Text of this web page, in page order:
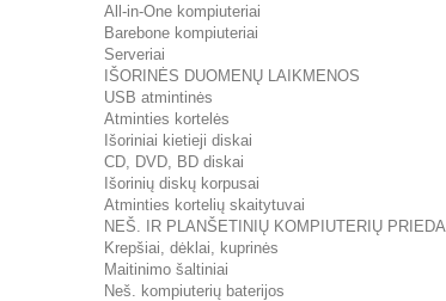
All-in-One kompiuteriai
Barebone kompiuteriai
Serveriai
IŠORINĖS DUOMENŲ LAIKMENOS
USB atmintinės
Atminties kortelės
Išoriniai kietieji diskai
CD, DVD, BD diskai
Išorinių diskų korpusai
Atminties kortelių skaitytuvai
NEŠ. IR PLANŠETINIŲ KOMPIUTERIŲ PRIEDAI
Krepšiai, dėklai, kuprinės
Maitinimo šaltiniai
Neš. kompiuterių baterijos